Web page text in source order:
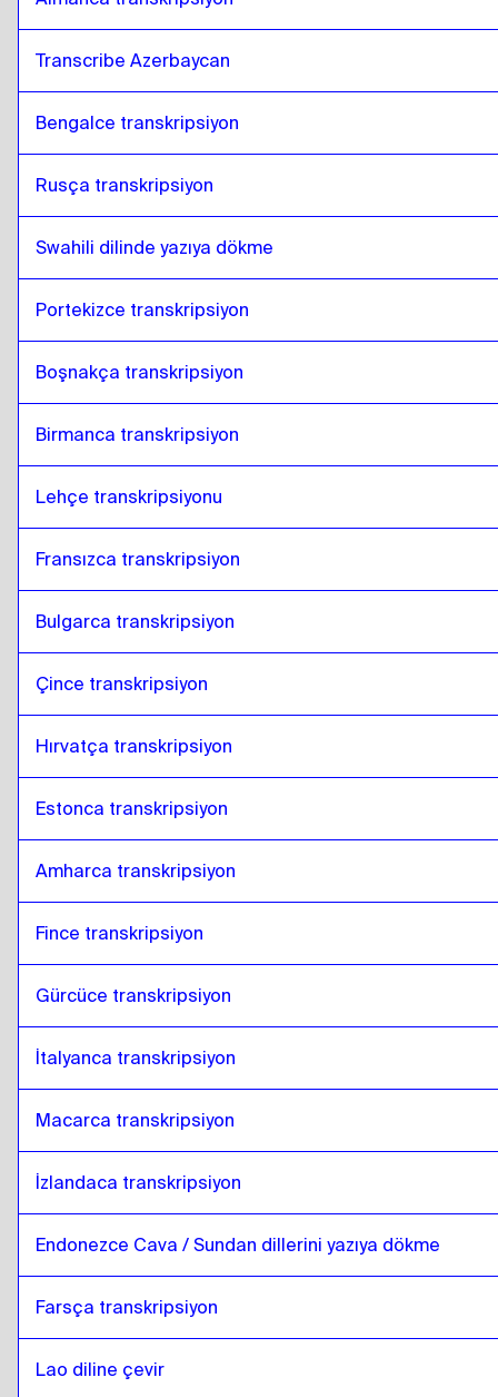
Transcribe Azerbaycan
Bengalce transkripsiyon
Rusça transkripsiyon
Swahili dilinde yazıya dökme
Portekizce transkripsiyon
Boşnakça transkripsiyon
Birmanca transkripsiyon
Lehçe transkripsiyonu
Fransızca transkripsiyon
Bulgarca transkripsiyon
Çince transkripsiyon
Hırvatça transkripsiyon
Estonca transkripsiyon
Amharca transkripsiyon
Fince transkripsiyon
Gürcüce transkripsiyon
İtalyanca transkripsiyon
Macarca transkripsiyon
İzlandaca transkripsiyon
Endonezce Cava / Sundan dillerini yazıya dökme
Farsça transkripsiyon
Lao diline çevir